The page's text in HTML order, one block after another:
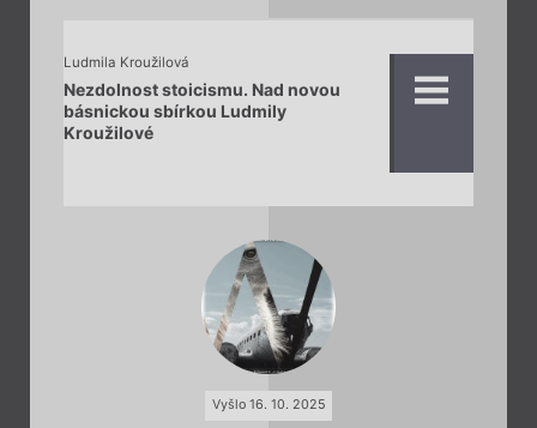
Ludmila Kroužilová
Nezdolnost stoicismu. Nad novou
básnickou sbírkou Ludmily
Kroužilové
Vyšlo 16. 10. 2025